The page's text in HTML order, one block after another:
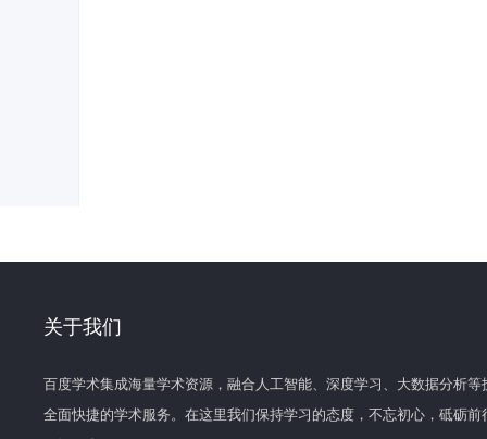
关于我们
百度学术集成海量学术资源，融合人工智能、深度学习、大数据分析
全面快捷的学术服务。在这里我们保持学习的态度，不忘初心，砥砺前